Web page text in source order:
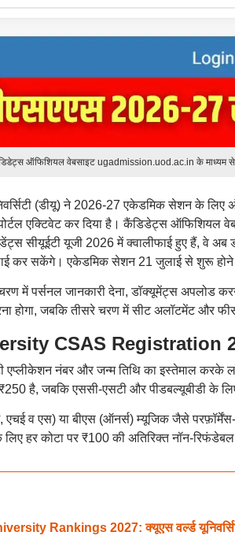
ऑफिशियल वेबसाइट ugadmission.uod.ac.in के माध्यम
(डीयू) ने 2026-27 एकेडमिक सेशन के
एक्टिवेट कर दिया है। कैंडिडेट्स ऑफिशियल
सीयूईटी यूजी 2026 में क्वालीफाई हुए हैं, वे अब
कर सकेंगे। एकेडमिक सेशन 21 जुलाई से शुरू होने
में पर्सनल जानकारी देना, डॉक्यूमेंट्स अपलोड
होगा, जबकि तीसरे चरण में सीट अलॉटमेंट और फीस
CSAS Registration
एप्लीकेशन नंबर और जन्म तिथि का इस्तेमाल करके
है, जबकि एससी-एसटी और पीडबल्यूबीडी के
एचई व एस) या बीएस (ऑनर्स) म्यूजिक जैसे
लिए हर कोटा पर ₹100 की अतिरिक्त नॉन-
Rankings 2027: क्यूएस वर्ल्ड